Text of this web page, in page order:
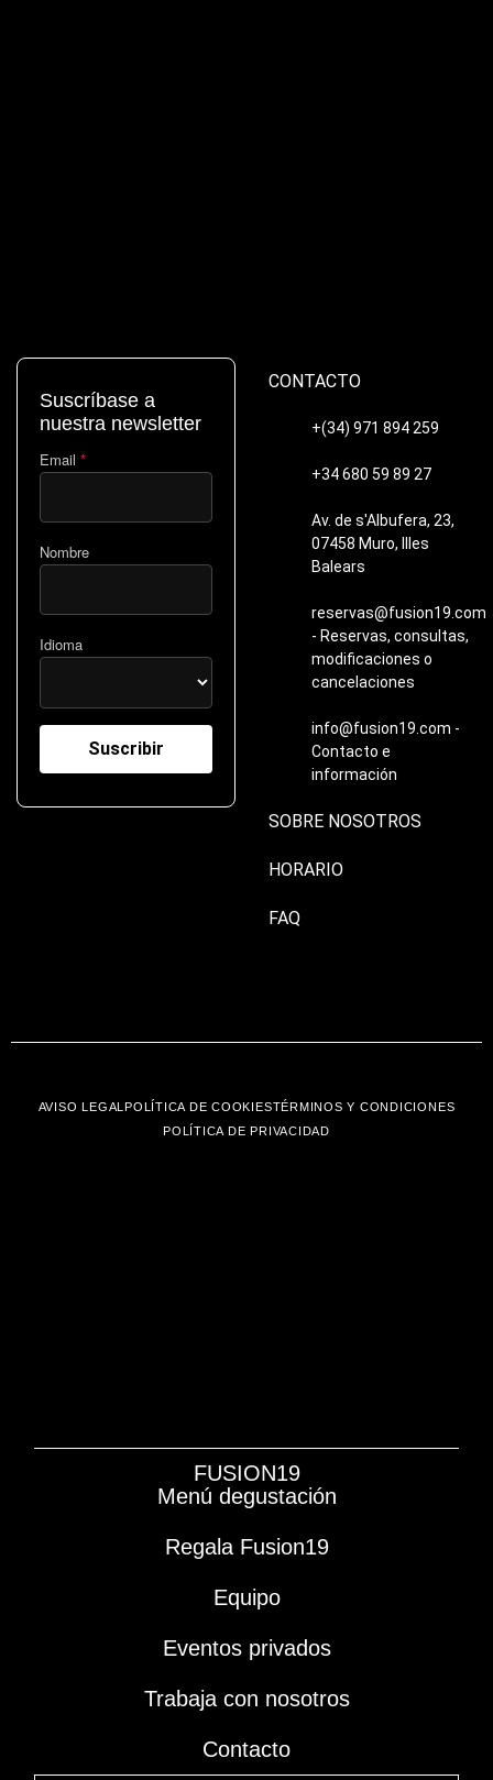
Suscríbase a
nuestra newsletter
Email *
Nombre
Idioma
CONTACTO
+(34) 971 894 259
+34 680 59 89 27
Av. de s'Albufera, 23,
07458 Muro, Illes
Balears
reservas@fusion19.com
- Reservas, consultas,
modificaciones o
cancelaciones
info@fusion19.com -
Contacto e
información
SOBRE NOSOTROS
HORARIO
FAQ
AVISO LEGAL POLÍTICA DE COOKIESTÉRMINOS Y CONDICIONES
POLÍTICA DE PRIVACIDAD
FUSION19
Menú degustación
Regala Fusion19
Equipo
Eventos privados
Trabaja con nosotros
Contacto